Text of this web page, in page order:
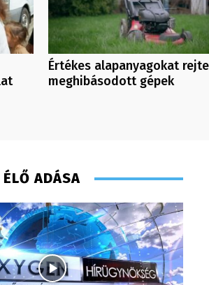
Értékes alapanyagokat
meghibásodott gépek
ADÁSA